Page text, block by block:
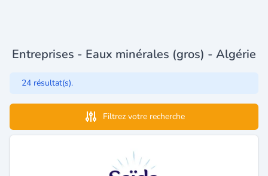
Entreprises - Eaux minérales (gros) - Algérie
24 résultat(s).
Filtrez votre recherche